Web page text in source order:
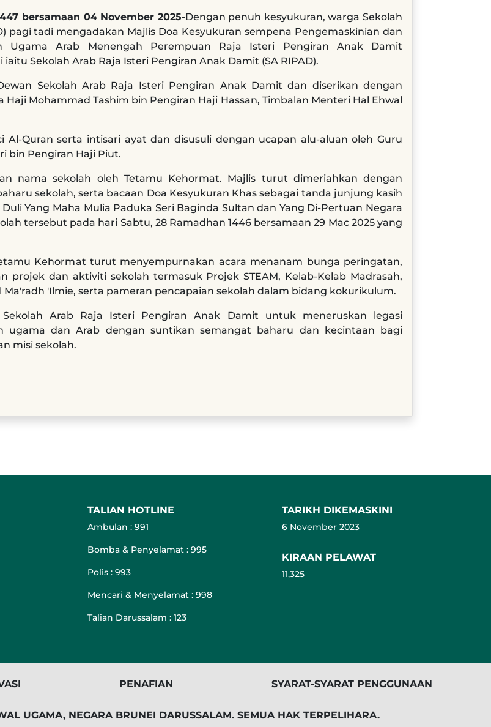
bersamaan 04 November 2025-Dengan penuh kesyukuran, warga Sekolah
pagi tadi mengadakan Majlis Doa Kesyukuran sempena Pengemaskinian dan
Ugama Arab Menengah Perempuan Raja Isteri Pengiran Anak Damit
Sekolah Arab Raja Isteri Pengiran Anak Damit (SA RIPAD).
Sekolah Arab Raja Isteri Pengiran Anak Damit dan diserikan dengan
Mohammad Tashim bin Pengiran Haji Hassan, Timbalan Menteri Hal Ehwal
Quran serta intisari ayat dan disusuli dengan ucapan alu-aluan oleh Guru
bin Pengiran Haji Piut.
nama sekolah oleh Tetamu Kehormat. Majlis turut dimeriahkan dengan
sekolah, serta bacaan Doa Kesyukuran Khas sebagai tanda junjung kasih
Yang Maha Mulia Paduka Seri Baginda Sultan dan Yang Di-Pertuan Negara
tersebut pada hari Sabtu, 28 Ramadhan 1446 bersamaan 29 Mac 2025 yang
Kehormat turut menyempurnakan acara menanam bunga peringatan,
dan aktiviti sekolah termasuk Projek STEAM, Kelab-Kelab Madrasah,
'Ilmie, serta pameran pencapaian sekolah dalam bidang kokurikulum.
Arab Raja Isteri Pengiran Anak Damit untuk meneruskan legasi
ugama dan Arab dengan suntikan semangat baharu dan kecintaan bagi
misi sekolah.​
TALIAN HOTLINE
Ambulan : 991
Bomba & Penyelamat : 995
Polis : 993
Mencari & Menyelamat : 998
Talian Darussalam : 123
TARIKH DIKEMASKINI
6 November 2023
KIRAAN PELAWAT
11,325
PENAFIAN SYARAT-SYARAT PENGGUNAAN
UGAMA, NEGARA BRUNEI DARUSSALAM. SEMUA HAK TERPELIHARA.